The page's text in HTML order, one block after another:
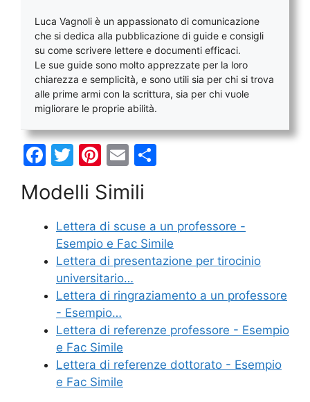
Luca Vagnoli è un appassionato di comunicazione
che si dedica alla pubblicazione di guide e consigli
su come scrivere lettere e documenti efficaci.
Le sue guide sono molto apprezzate per la loro
chiarezza e semplicità, e sono utili sia per chi si trova
alle prime armi con la scrittura, sia per chi vuole
migliorare le proprie abilità.
F
c
e
b
o
o
k
T
itt
er
Pi
er
e
st
E
ai
l
di
vi
di
Modelli Simili
Lettera di scuse a un professore -
Esempio e Fac Simile
Lettera di presentazione per tirocinio
universitario…
Lettera di ringraziamento a un professore
- Esempio…
Lettera di referenze professore - Esempio
e Fac Simile
Lettera di referenze dottorato - Esempio
e Fac Simile